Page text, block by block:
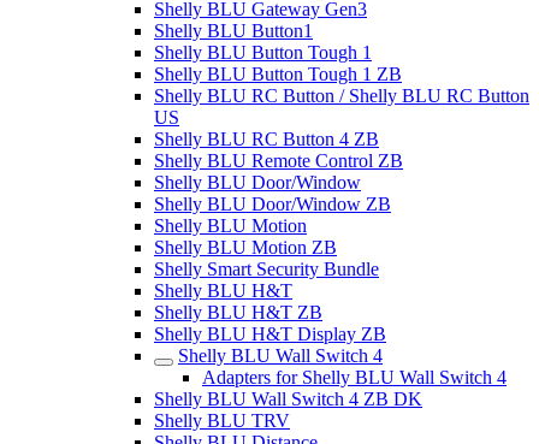
Shelly BLU Gateway Gen3
Shelly BLU Button1
Shelly BLU Button Tough 1
Shelly BLU Button Tough 1 ZB
Shelly BLU RC Button / Shelly BLU RC Button
US
Shelly BLU RC Button 4 ZB
Shelly BLU Remote Control ZB
Shelly BLU Door/Window
Shelly BLU Door/Window ZB
Shelly BLU Motion
Shelly BLU Motion ZB
Shelly Smart Security Bundle
Shelly BLU H&T
Shelly BLU H&T ZB
Shelly BLU H&T Display ZB
Shelly BLU Wall Switch 4
Adapters for Shelly BLU Wall Switch 4
Shelly BLU Wall Switch 4 ZB DK
Shelly BLU TRV